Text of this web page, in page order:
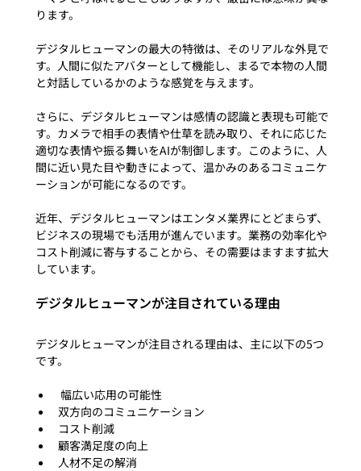
ります。
デジタルヒューマンの最大の特徴は、そのリアルな外見で
す。人間に似たアバターとして機能し、まるで本物の人間
と対話しているかのような感覚を与えます。
さらに、デジタルヒューマンは感情の認識と表現も可能で
す。カメラで相手の表情や仕草を読み取り、それに応じた
適切な表情や振る舞いをAIが制御します。このように、人
間に近い見た目や動きによって、温かみのあるコミュニケ
ーションが可能になるのです。
近年、デジタルヒューマンはエンタメ業界にとどまらず、
ビジネスの現場でも活用が進んでいます。業務の効率化や
コスト削減に寄与することから、その需要はますます拡大
デジタルヒューマンが注目されている理由
デジタルヒューマンが注目される理由は、主に以下の5つ
幅広い応用の可能性
双方向のコミュニケーション
コスト削減
顧客満足度の向上
人材不足の解消